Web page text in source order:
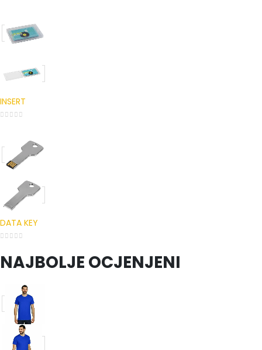
INSERT
DATA KEY
NAJBOLJE OCJENJENI